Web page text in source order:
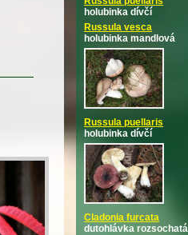
holubinka dívčí
Russula vesca
holubinka mandlová
Russula puellaris
holubinka dívčí
Cladonia furcata
dutohlávka rozsochatá